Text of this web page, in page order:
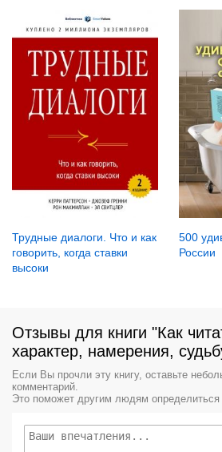
Трудные диалоги. Что и как
говорить, когда ставки
высоки
500
России
Отзывы для книги "Как
характер, намерения,
Если Вы прочли эту книгу, оставьте
комментарий.
Это поможет другим людям определиться